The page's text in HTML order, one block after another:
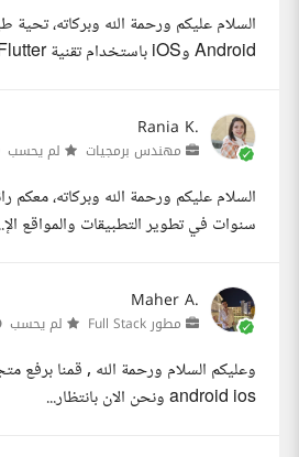
السلام عليكم ورحمة الله وبركاته،
Android وiOS باستخدام تقنية Flutter...
Rania K.
مهندس برمجيات لم يحسب
سنوات في تطوير التطبيقات والمواقع
Maher A.
مطور Full Stack لم يحسب
وعليكم السلام ورحمة الله , قمنا برفع
android ios ونحن الان بانتظار...